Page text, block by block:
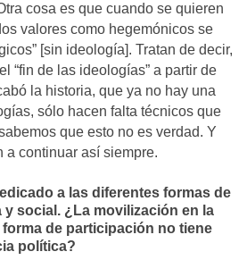
cosa es que cuando se quieren
valores como hegemónicos se
[sin ideología]. Tratan de decir,
“fin de las ideologías” a partir de
la historia, que ya no hay una
sólo hacen falta técnicos que
que esto no es verdad. Y
a continuar así siempre.
a las diferentes formas de
social. ¿La movilización en la
de participación no tiene
política?